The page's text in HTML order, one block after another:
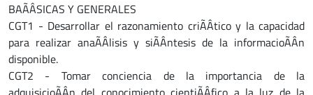
BAÃÂSICAS Y GENERALES
CGT1 - Desarrollar el razonamiento criÃÂtico y la capacidad
para realizar anaÃÂlisis y siÃÂntesis de la informacioÃÂn
disponible.
CGT2 - Tomar conciencia de la importancia de la